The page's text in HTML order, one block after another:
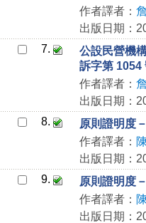
作者譯者：
出版日期：
7.
公設民營機
訴字第 1054
作者譯者：
出版日期：
8.
原則證明度
作者譯者：
出版日期：
9.
原則證明度
作者譯者：
出版日期：